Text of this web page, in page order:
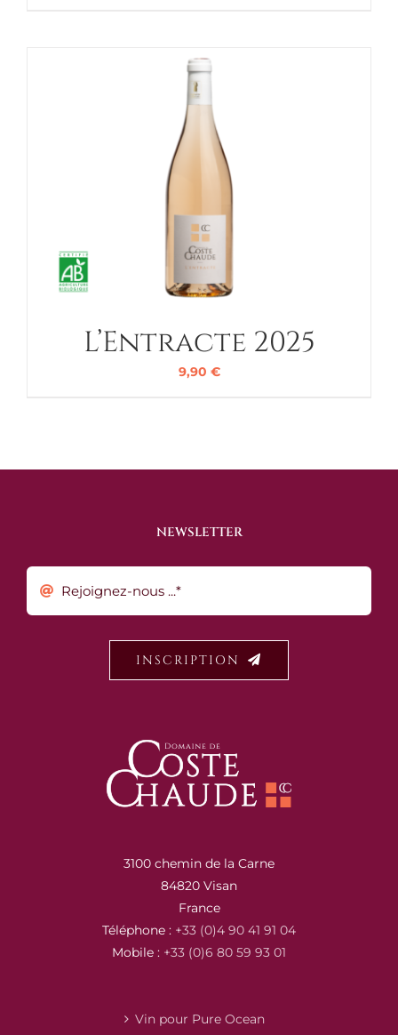
L’Entracte 2025
9,90 €
NEWSLETTER
INSCRIPTION
3100 chemin de la Carne
84820 Visan
France
Téléphone : +33 (0)4 90 41 91 04
Mobile : +33 (0)6 80 59 93 01
Vin pour Pure Ocean